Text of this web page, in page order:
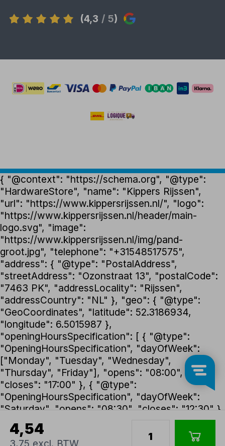
4,54
3,75 excl. BTW
(4,3 / 5)
{ "@context": "https://schema.org", "@type":
"HardwareStore", "name": "Kippers Rijssen",
"url": "https://www.kippersrijssen.nl/", "logo":
"https://www.kippersrijssen.nl/header/main-
logo.svg", "image":
"https://www.kippersrijssen.nl/img/pand-
groot.jpg", "telephone": "+31548517575",
"address": { "@type": "PostalAddress",
"streetAddress": "Ozonstraat 13", "postalCode":
"7463 PK", "addressLocality": "Rijssen",
"addressCountry": "NL" }, "geo": { "@type":
"GeoCoordinates", "latitude": 52.3186934,
"longitude": 6.5015987 },
"openingHoursSpecification": [ { "@type":
"OpeningHoursSpecification", "dayOfWeek":
["Monday", "Tuesday", "Wednesday",
"Thursday", "Friday"], "opens": "08:00",
"closes": "17:00" }, { "@type":
"OpeningHoursSpecification", "dayOfWeek":
"Saturday", "opens": "08:30", "closes": "12:30" }
], "foundingDate": "1992", "founder": { "@type":
"Person", "name": "Henk Kippers" },